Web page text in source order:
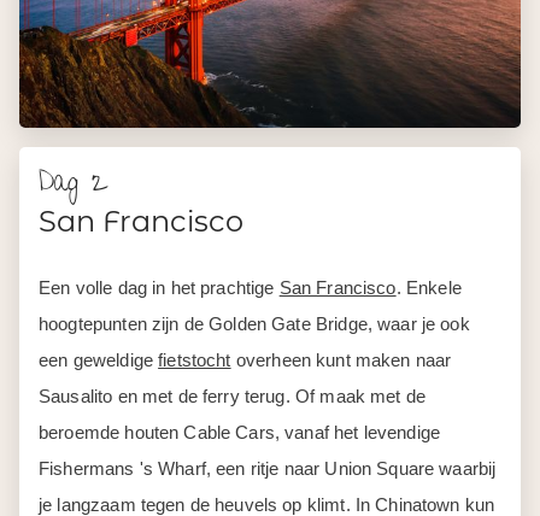
Dag 2
San Francisco
Een volle dag in het prachtige San Francisco. Enkele
hoogtepunten zijn de Golden Gate Bridge, waar je ook
een geweldigefietstocht overheen kunt maken naar
Sausalito en met de ferry terug. Of maak met de
beroemde houten Cable Cars, vanaf het levendige
Fishermans 's Wharf, een ritje naar Union Square waarbij
je langzaam tegen de heuvels op klimt. In Chinatown kun